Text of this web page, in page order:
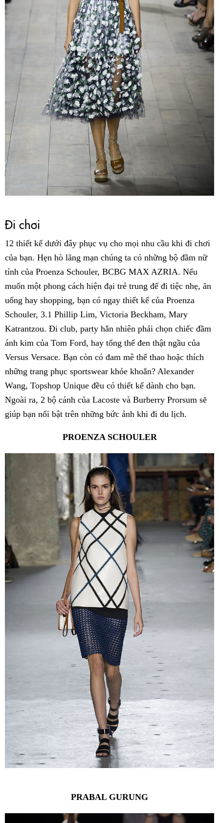
Đi chơi
12 thiết kế dưới đây phục vụ cho mọi nhu cầu khi đi chơi
của bạn. Hẹn hò lãng mạn chúng ta có những bộ đầm nữ
tính của Proenza Schouler, BCBG MAX AZRIA. Nếu
muốn một phong cách hiện đại trẻ trung để đi tiệc nhẹ, ăn
uống hay shopping, bạn có ngay thiết kế của Proenza
Schouler, 3.1 Phillip Lim, Victoria Beckham, Mary
Katrantzou. Đi club, party hẳn nhiên phải chọn chiếc đầm
ánh kim của Tom Ford, hay tổng thể đen thật ngầu của
Versus Versace. Bạn còn có đam mê thể thao hoặc thích
những trang phục sportswear khỏe khoắn? Alexander
Wang, Topshop Unique đều có thiết kế dành cho bạn.
Ngoài ra, 2 bộ cánh của Lacoste và Burberry Prorsum sẽ
giúp bạn nổi bật trên những bức ảnh khi đi du lịch.
PROENZA SCHOULER
PRABAL GURUNG